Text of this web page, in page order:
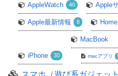
AppleWatch 40 Apple
Apple最新情報 8
iPhone 30
MacBook
macアプリ
スマホ（遊び系ガジェット